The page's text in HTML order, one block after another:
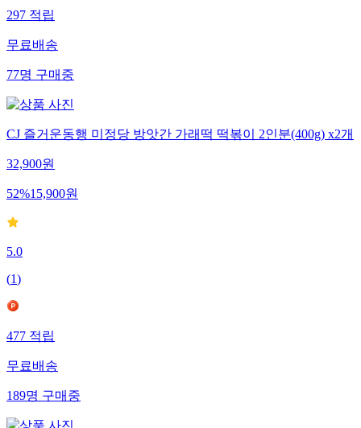
297적립
무료배송
77명구매중
CJ 즐거운동행 미정당 방앗간 가래떡 떡볶이 2인분(400g) x2개
32,900원
52%15,900원
5.0
(1)
477적립
무료배송
189명구매중